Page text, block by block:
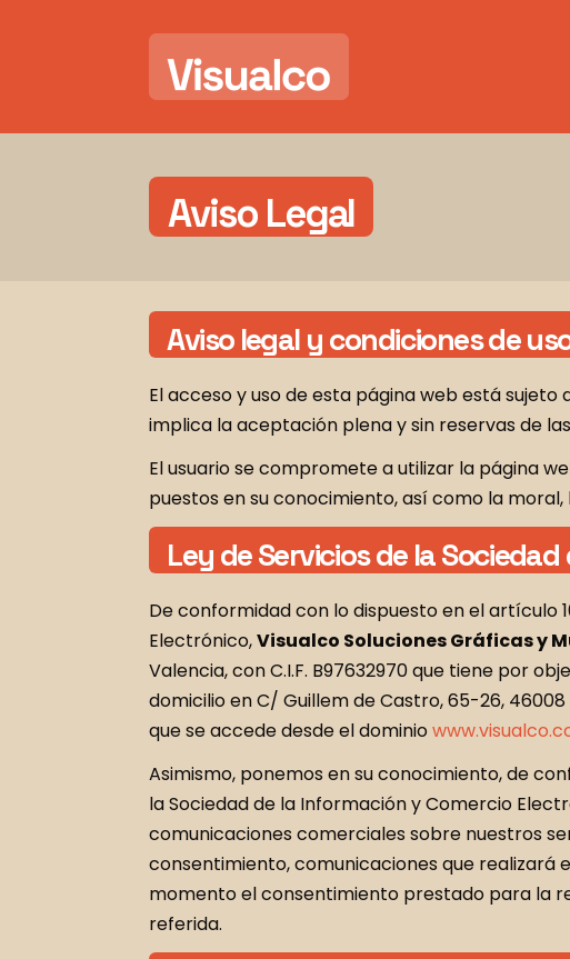
Aviso Legal
Aviso legal y condiciones de
El acceso y uso de esta página web está
implica la aceptación plena y sin reservas de
El usuario se compromete a utilizar la página
puestos en su conocimiento, así como la
Ley de Servicios de la
De conformidad con lo dispuesto en el artículo
Electrónico,Visualco Soluciones Gráficas y
Valencia, con C.I.F. B97632970 que tiene por
domicilio en C/ Guillem de Castro, 65-26,
que se accede desde el dominio
Asimismo, ponemos en su conocimiento, de
la Sociedad de la Información y Comercio
comunicaciones comerciales sobre nuestros
consentimiento, comunicaciones que
momento el consentimiento prestado para la
referida.